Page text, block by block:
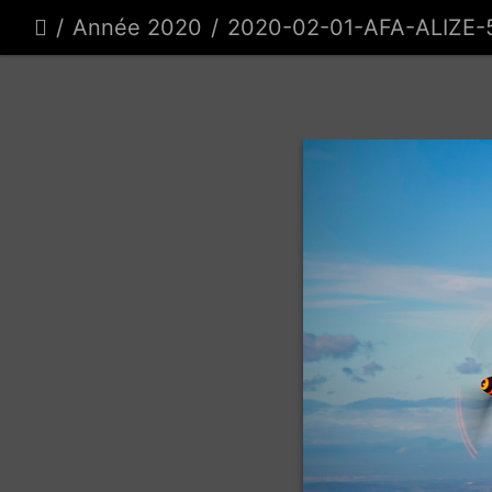
Année 2020 2020-02-01-AFA-ALIZE-